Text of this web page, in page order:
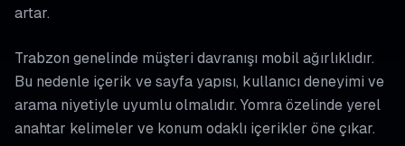
artar.
Trabzon genelinde müşteri davranışı mobil ağırlıklıdır.
Bu nedenle içerik ve sayfa yapısı, kullanıcı deneyimi ve
arama niyetiyle uyumlu olmalıdır. Yomra özelinde yerel
anahtar kelimeler ve konum odaklı içerikler öne çıkar.